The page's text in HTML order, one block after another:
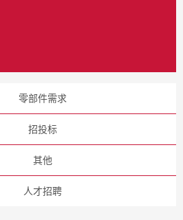
零部件需求
招投标
其他
人才招聘